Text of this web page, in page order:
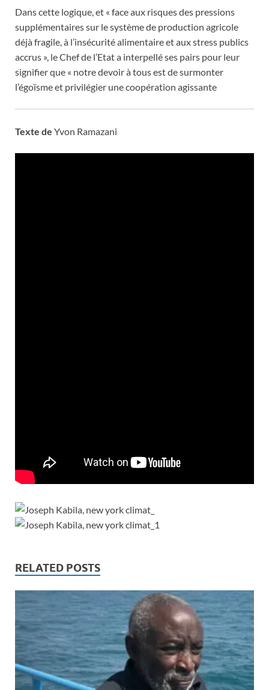
Dans cette logique, et « face aux risques des pressions
supplémentaires sur le système de production agricole
déjà fragile, à l’insécurité alimentaire et aux stress publics
accrus », le Chef de l’Etat a interpellé ses pairs pour leur
signifier que « notre devoir à tous est de surmonter
l’égoïsme et privilégier une coopération agissante
Texte de Yvon Ramazani
RELATED POSTS